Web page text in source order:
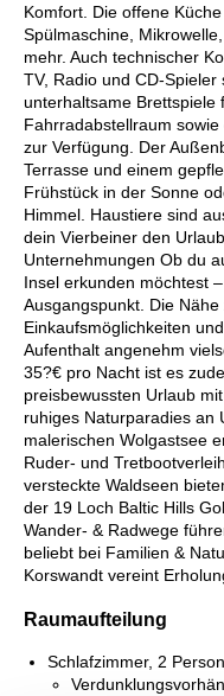
Komfort. Die offene
Spülmaschine,
mehr. Auch technischer
TV, Radio und CD-
unterhaltsame Brettspiele
Fahrradabstellraum
zur Verfügung. Der
Terrasse und einem
Frühstück in der Sonne
Himmel. Haustiere sind
dein Vierbeiner den
Unternehmungen Ob du
Insel erkunden möchtest
Ausgangspunkt. Die Nähe
Einkaufsmöglichkeiten
Aufenthalt angenehm
35?€ pro Nacht ist es
preisbewussten Urlaub
ruhiges Naturparadies an
malerischen Wolgastsee
Ruder- und
versteckte Waldseen
der 19 Loch Baltic Hills
Wander- & Radwege
beliebt bei Familien &
Korswandt vereint
Raumaufteilung
Schlafzimmer, 2